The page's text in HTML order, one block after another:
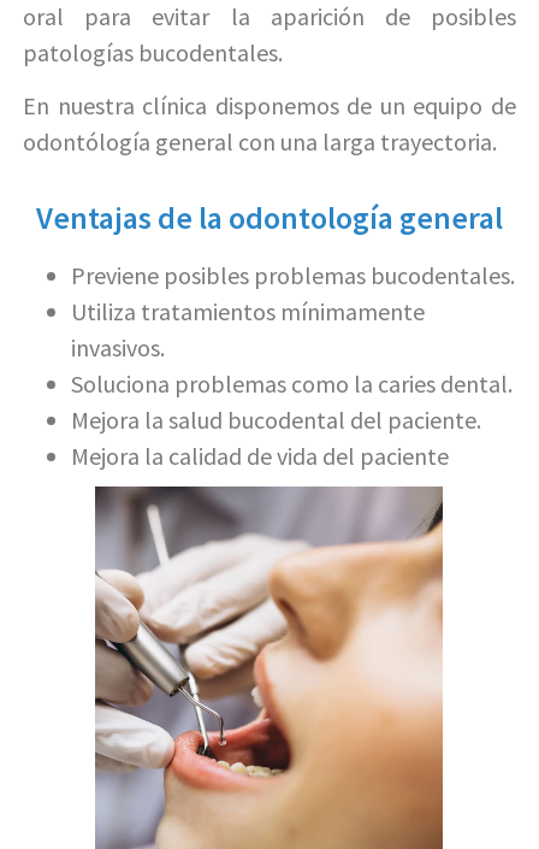
oral para evitar la aparición de posibles
patologías bucodentales.
En nuestra clínica disponemos de un equipo de
odontólogía general con una larga trayectoria.
Ventajas de la odontología general
Previene posibles problemas bucodentales.
Utiliza tratamientos mínimamente
invasivos.
Soluciona problemas como la caries dental.
Mejora la salud bucodental del paciente.
Mejora la calidad de vida del paciente